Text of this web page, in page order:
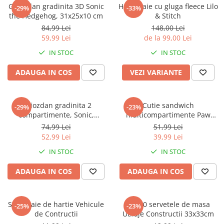
Captain america
Bakugan
Liga Dreptatii
Buzz Lightyear
My Little Pony
Planes
EplusM
Tom & Jerry
Transformers
Top Wings
Incaltaminte baieti
Ghete si cizme baieti
Pantofi baieti
Papuci si slapi baieti
Sandale baieti
Marvel
Monsters Inc.
La casa de papel
Nasa
Kids Euroswan
Rainbow High
Garfield
Nightmare before Christmas
EplusM
Perletti
Arditex
-29%
Ghiozdan gradinita 3D Sonic
the Hedgehog, 31x25x10 cm
84,99 Lei
59,99 Lei
IN STOC
ADAUGA IN COS
-33%
Halat baie cu gluga fleece Lilo
& Stitch
148,00 Lei
de la 99,00 Lei
IN STOC
VEZI VARIANTE
-29%Ghiozdan gradinita 2
compartimente, Sonic,
30x25x12 cm
74,99 Lei
52,99 Lei
IN STOC
ADAUGA IN COS
-23%Cutie sandwich
multicompartimente Paw
Patrol Superpowers
51,99 Lei
39,99 Lei
IN STOC
ADAUGA IN COS
-25%
Set 4 paie de hartie Vehicule
de Contructii
-23%
Set 20 servetele de masa
Utilaje Constructii 33x33cm